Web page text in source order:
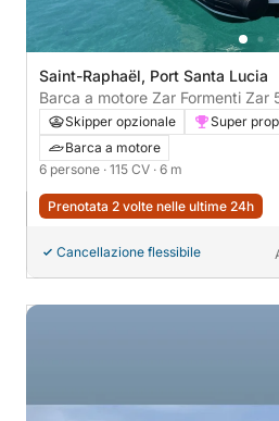
Saint-Raphaël, Port Santa Lucia
Skipper opzionale
Super
Barca a motore
6 persone · 115 CV · 6 m
Prenotata 2 volte nelle ultime 24h
Cancellazione flessibile